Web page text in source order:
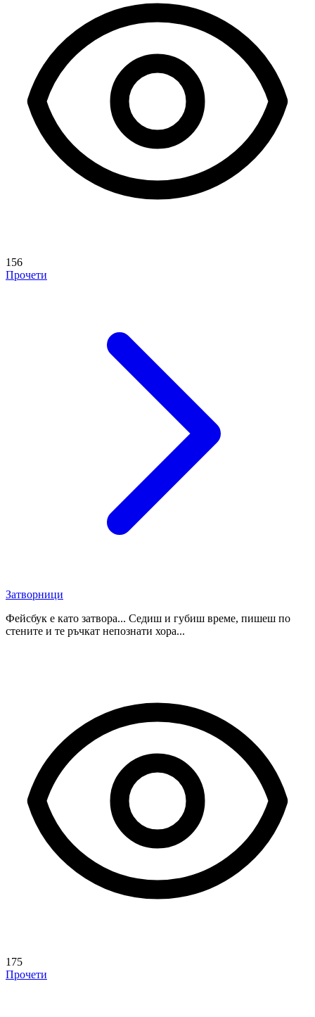
156
Прочети
Затворници
Фейсбук е като затвора... Седиш и губиш време, пишеш по
стените и те ръчкат непознати хора...
175
Прочети